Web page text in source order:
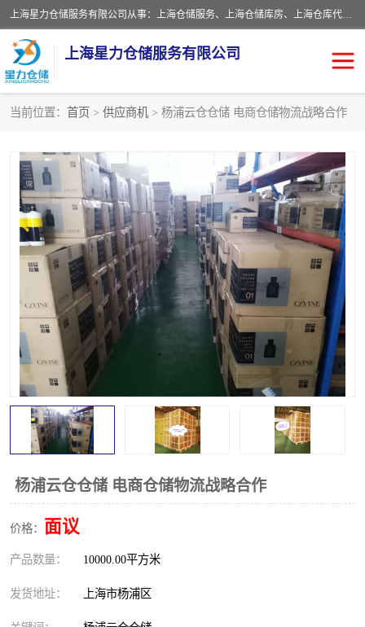
上海星力仓储服务有限公司从事：上海仓储服务、上海仓储库房、上海仓库代运营、上海仓库对外出租、上海仓库外包、上海三方仓储、上海电商仓储代发、上海电商代发货仓库、上海托管仓库、上海仓储配送。上海星力仓储服务有限公司现在拥有100个分仓、10万余平方的标准库房，精炼员工几百名，与几千家客户合作，公司已跻身上海仓储行业前列。欢迎来电咨询！
上海星力仓储服务有限公司
当前位置： 首页 > 供应商机 > 杨浦云仓仓储 电商仓储物流战略合作
杨浦云仓仓储 电商仓储物流战略合作
价格： 面议
产品数量： 10000.00平方米
发货地址： 上海市杨浦区
上海仓储配送 上海仓库外包
上海仓库代运营 上海托管仓库
上海第三方仓储 上海仓储服务
仓储 上海电商代发货仓库
上海托管仓库